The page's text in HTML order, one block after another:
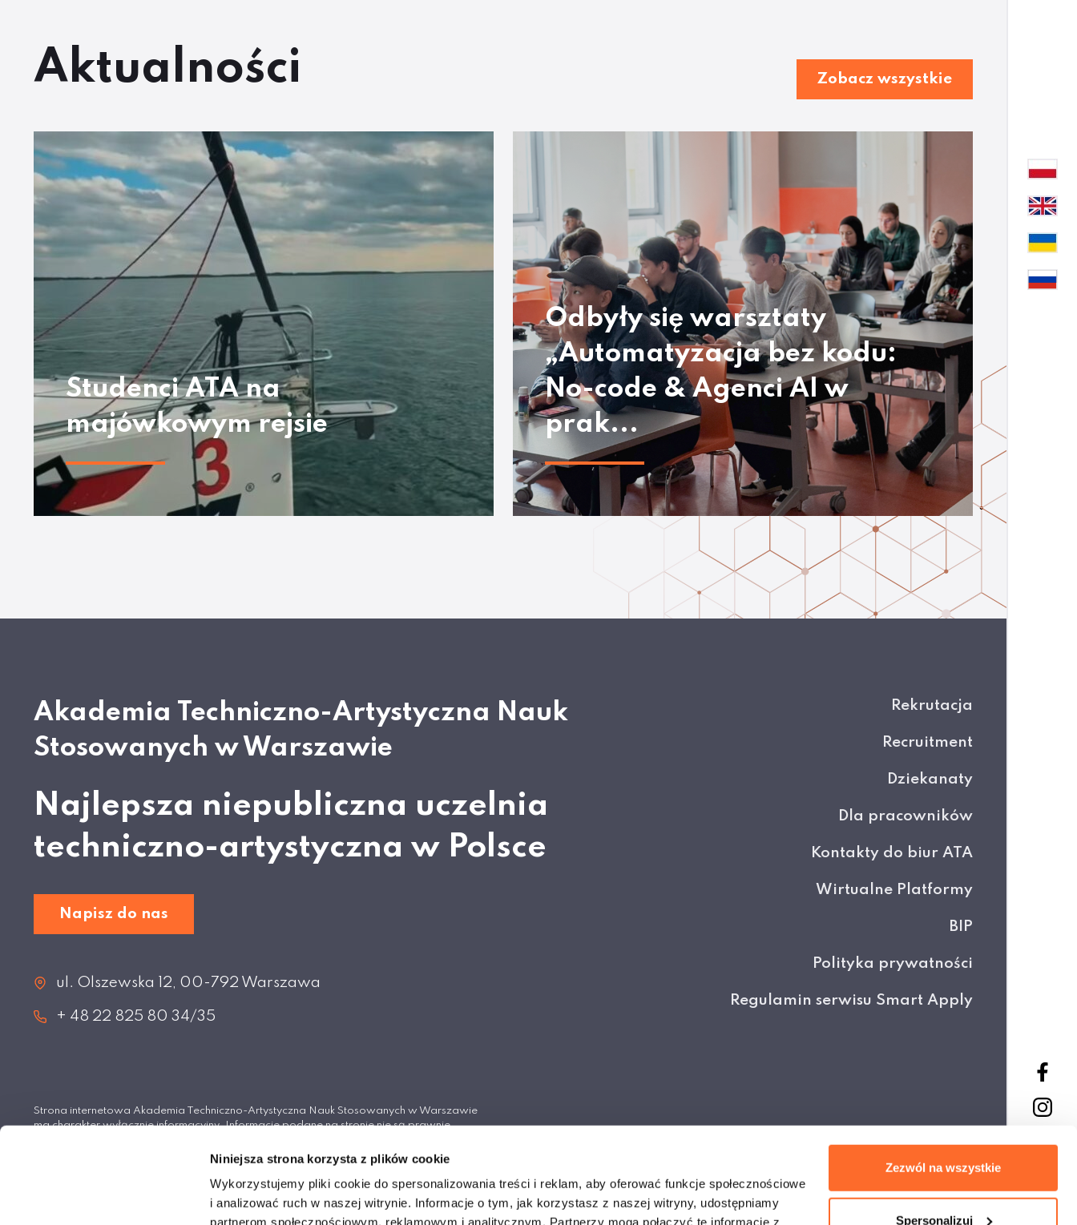
Niniejsza strona korzysta z plików cookie
Wykorzystujemy pliki cookie do spersonalizowania treści i reklam, aby oferować funkcje społecznościowe
i analizować ruch w naszej witrynie. Informacje o tym, jak korzystasz z naszej witryny, udostępniamy
partnerom społecznościowym, reklamowym i analitycznym. Partnerzy mogą połączyć te informacje z
Zezwól na wszystkie
Spersonalizuj
Aktualności Zobacz wszystkie
Studenci ATA na
majówkowym rejsie
Odbyły się warsztaty
„Automatyzacja bez kodu:
No-code & Agenci AI w
prak...
Akademia Techniczno-Artystyczna Nauk
Stosowanych w Warszawie
Najlepsza niepubliczna uczelnia
techniczno-artystyczna w Polsce
Napisz do nas
ul. Olszewska 12, 00-792 Warszawa
+ 48 22 825 80 34/35
Rekrutacja
Recruitment
Dziekanaty
Dla pracowników
Kontakty do biur ATA
Wirtualne Platformy
BIP
Polityka prywatności
Regulamin serwisu Smart Apply
Strona internetowa Akademia Techniczno-Artystyczna Nauk Stosowanych w Warszawie
ma charakter wyłącznie informacyjny. Informacje podane na stronie nie są prawnie
© Akademia Techniczno-Artystyczna Nauk Stosowanych w Warszawie